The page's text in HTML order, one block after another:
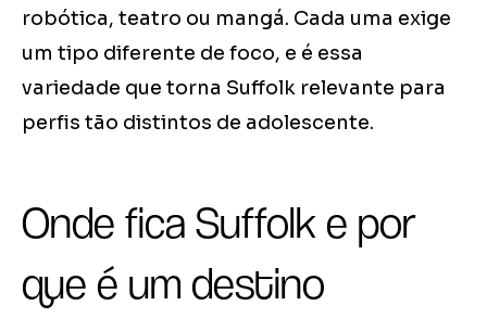
robótica, teatro ou mangá. Cada uma exige
um tipo diferente de foco, e é essa
variedade que torna Suffolk relevante para
perfis tão distintos de adolescente.
Onde fica Suffolk e por
que é um destino